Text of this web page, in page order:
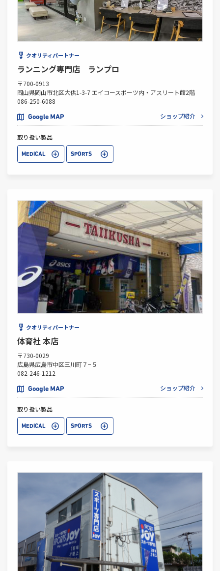
クオリティパートナー
ランニング専門店 ランプロ
〒700-0913
岡山県岡山市北区大供1-3-7 エイコースポーツ内・アスリート館2階
086-250-6088
Google MAP ショップ紹介
取り扱い製品
MEDICAL SPORTS
クオリティパートナー
体育社 本店
〒730-0029
広島県広島市中区三川町７−５
082-246-1212
Google MAP ショップ紹介
取り扱い製品
MEDICAL SPORTS